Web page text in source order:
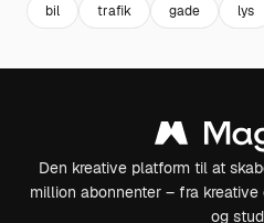
bil trafik gade lys
Den kreative platform til at
million abonnenter – fra
og